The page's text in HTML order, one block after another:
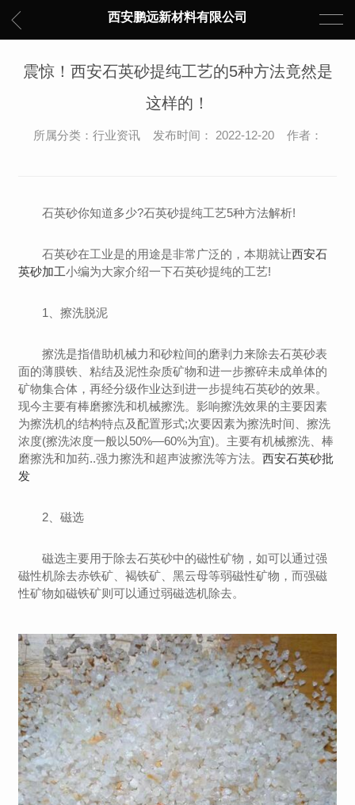
西安鹏远新材料有限公司
震惊！西安石英砂提纯工艺的5种方法竟然是
这样的！
所属分类：行业资讯 发布时间： 2022-12-20 作者：
石英砂你知道多少?石英砂提纯工艺5种方法解析!
石英砂在工业是的用途是非常广泛的，本期就让西安石
英砂加工小编为大家介绍一下石英砂提纯的工艺!
1、擦洗脱泥
擦洗是指借助机械力和砂粒间的磨剥力来除去石英砂表
面的薄膜铁、粘结及泥性杂质矿物和进一步擦碎未成单体的
矿物集合体，再经分级作业达到进一步提纯石英砂的效果。
现今主要有棒磨擦洗和机械擦洗。影响擦洗效果的主要因素
为擦洗机的结构特点及配置形式;次要因素为擦洗时间、擦洗
浓度(擦洗浓度一般以50%—60%为宜)。主要有机械擦洗、棒
磨擦洗和加药..强力擦洗和超声波擦洗等方法。西安石英砂批
发
2、磁选
磁选主要用于除去石英砂中的磁性矿物，如可以通过强
磁性机除去赤铁矿、褐铁矿、黑云母等弱磁性矿物，而强磁
性矿物如磁铁矿则可以通过弱磁选机除去。